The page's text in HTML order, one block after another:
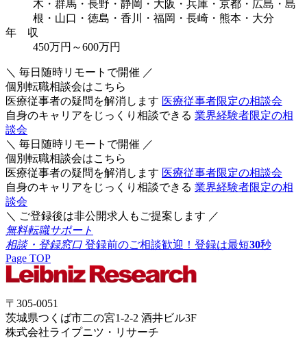
木・群馬・長野・静岡・大阪・兵庫・京都・広島・島
根・山口・徳島・香川・福岡・長崎・熊本・大分
年 収
450万円～600万円
＼ 毎日随時リモートで開催 ／
個別転職相談会はこちら
医療従事者の疑問を解消します 医療従事者限定の相談会
自身のキャリアをじっくり相談できる 業界経験者限定の相
談会
＼ 毎日随時リモートで開催 ／
個別転職相談会はこちら
医療従事者の疑問を解消します 医療従事者限定の相談会
自身のキャリアをじっくり相談できる 業界経験者限定の相
談会
＼ ご登録後は非公開求人もご提案します ／
無料転職サポート
相談・登録窓口 登録前のご相談歓迎！登録は最短30秒
Page TOP
〒305-0051
茨城県つくば市二の宮1-2-2 酒井ビル3F
株式会社ライプニツ・リサーチ